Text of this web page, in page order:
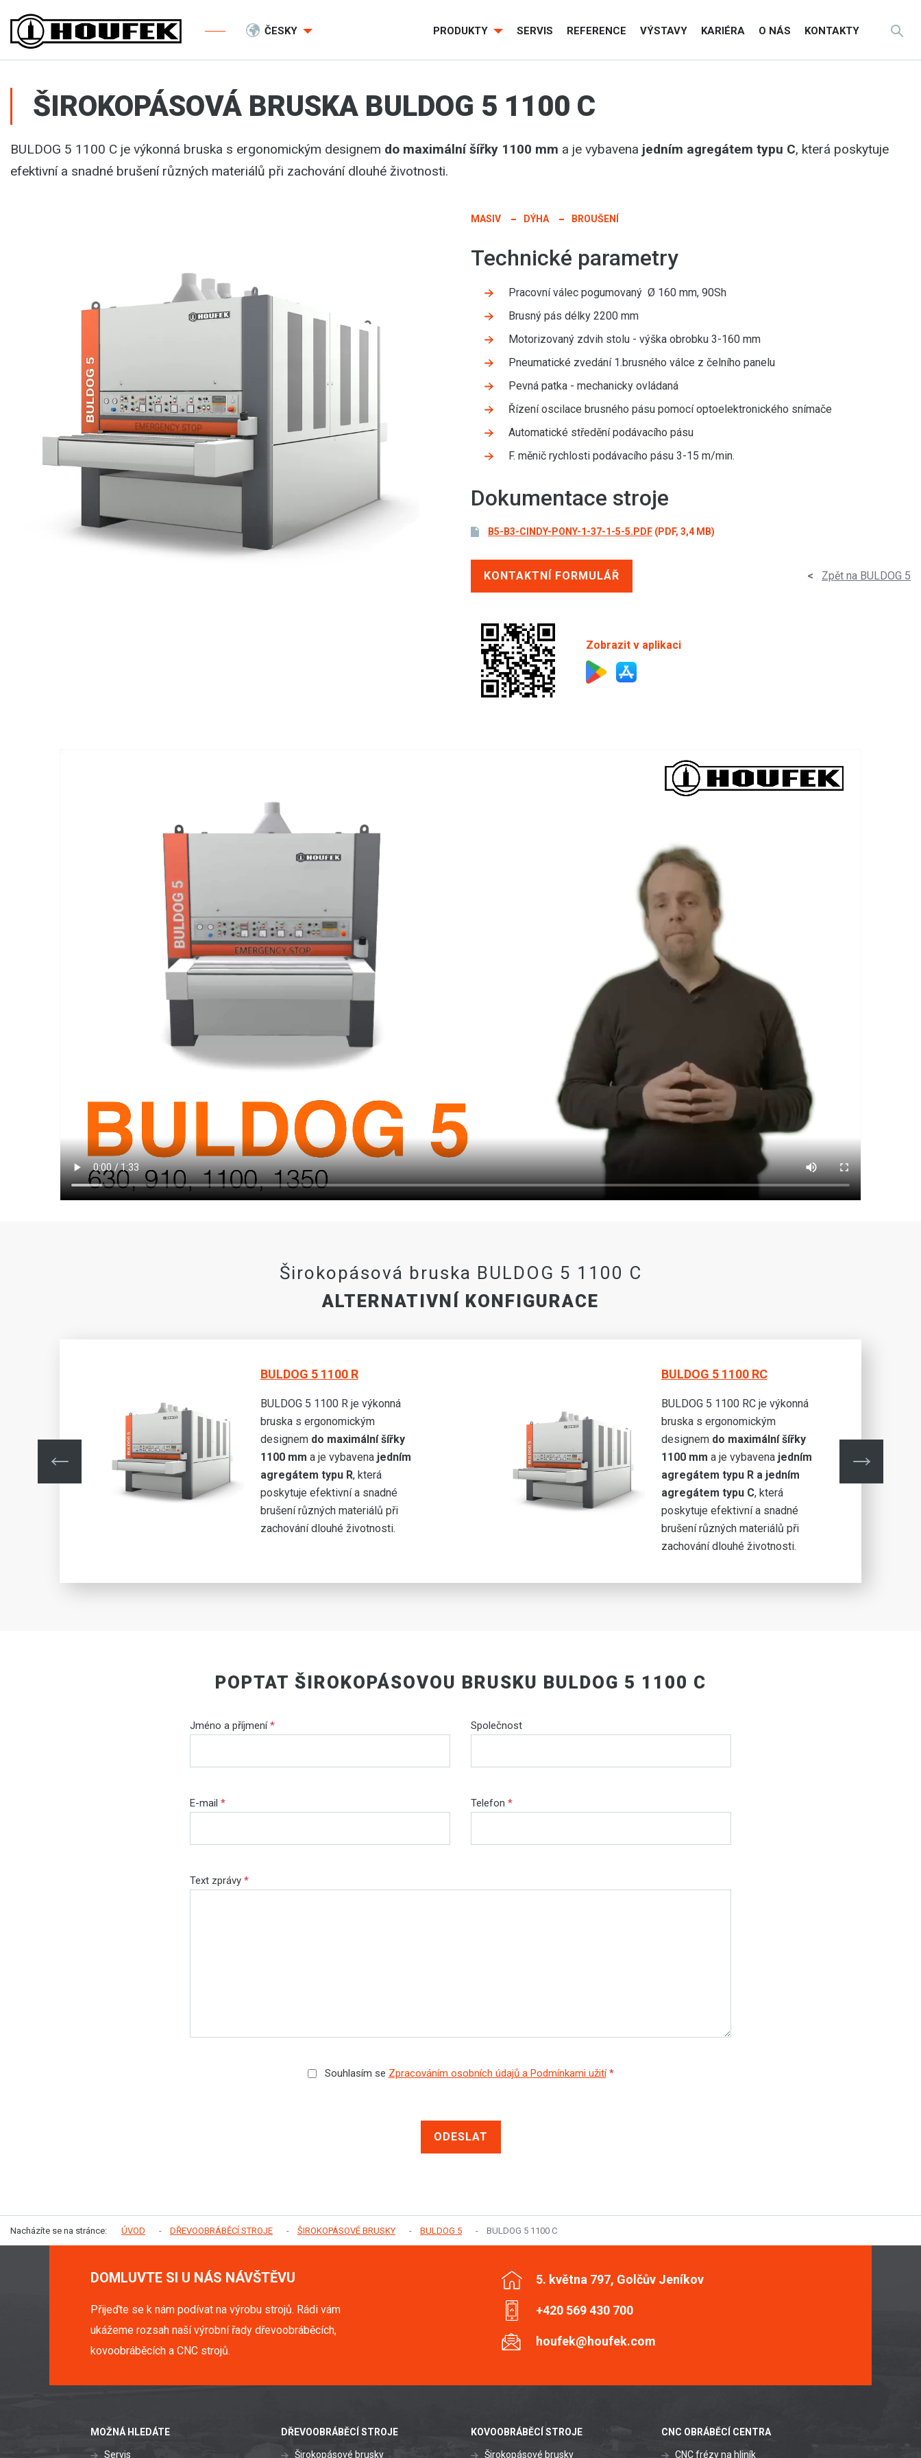
ČESKY PRODUKTY SERVIS REFERENCE VÝSTAVY KARIÉRA O NÁS KONTAKTY
ŠIROKOPÁSOVÁ BRUSKA BULDOG 5 1100 C
BULDOG 5 1100 C je výkonná bruska s ergonomickým designem do maximální šířky 1100 mm a je vybavena jedním agregátem typu C, která poskytuje
efektivní a snadné brušení různých materiálů při zachování dlouhé životnosti.
MASIV DÝHA BROUŠENÍ
Technické parametry
Pracovní válec pogumovaný Ø 160 mm, 90Sh
Brusný pás délky 2200 mm
Motorizovaný zdvih stolu - výška obrobku 3-160 mm
Pneumatické zvedání 1.brusného válce z čelního panelu
Pevná patka - mechanicky ovládaná
Řízení oscilace brusného pásu pomocí optoelektronického snímače
Automatické středění podávacího pásu
F. měnič rychlosti podávacího pásu 3-15 m/min.
Dokumentace stroje
B5-B3-CINDY-PONY-1-37-1-5-5.PDF (PDF, 3,4 MB)
KONTAKTNÍ FORMULÁŘ < Zpět na BULDOG 5
Zobrazit v aplikaci
Širokopásová bruska BULDOG 5 1100 C
ALTERNATIVNÍ KONFIGURACE
BULDOG 5 1100 R
BULDOG 5 1100 R je výkonná
bruska s ergonomickým
designem do maximální šířky
1100 mm a je vybavena jedním
agregátem typu R, která
poskytuje efektivní a snadné
brušení různých materiálů při
zachování dlouhé životnosti.
BULDOG 5 1100 RC
BULDOG 5 1100 RC je výkonná
bruska s ergonomickým
designem do maximální šířky
1100 mm a je vybavena jedním
agregátem typu R a jedním
agregátem typu C, která
poskytuje efektivní a snadné
brušení různých materiálů při
zachování dlouhé životnosti.
POPTAT ŠIROKOPÁSOVOU BRUSKU BULDOG 5 1100 C
Jméno a příjmení* Společnost
E-mail * Telefon *
Text zprávy *
Souhlasím se Zpracováním osobních údajů a Podmínkami užití *
ODESLAT
Nacházíte se na stránce: ÚVOD DŘEVOOBRÁBĚCÍ STROJE ŠIROKOPÁSOVÉ BRUSKY BULDOG 5 BULDOG 5 1100 C
DOMLUVTE SI U NÁS NÁVŠTĚVU
Přijeďte se k nám podívat na výrobu strojů. Rádi vám
ukážeme rozsah naší výrobní řady dřevoobráběcích,
kovoobráběcích a CNC strojů.
5. května 797, Golčův Jeníkov
+420 569 430 700
houfek@houfek.com
MOŽNÁ HLEDÁTE
Servis
DŘEVOOBRÁBĚCÍ STROJE
Širokopásové brusky
KOVOOBRÁBĚCÍ STROJE
Širokopásové brusky
CNC OBRÁBĚCÍ CENTRA
CNC frézy na hliník